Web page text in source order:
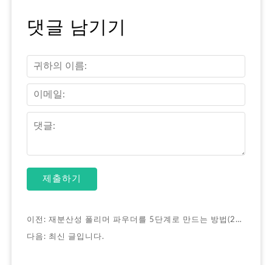
댓글 남기기
제출하기
이전: 재분산성 폴리머 파우더를 5단계로 만드는 방법(2022)
다음: 최신 글입니다.